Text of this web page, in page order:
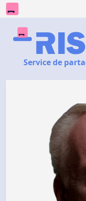
Service de